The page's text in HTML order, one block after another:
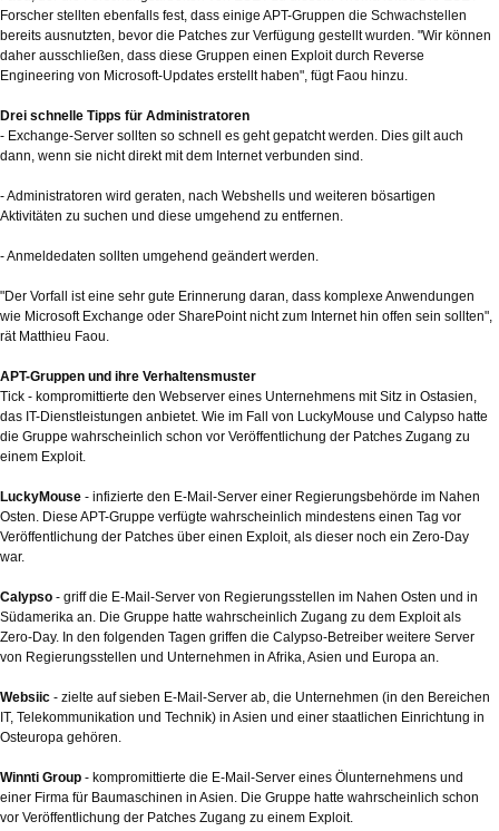
Forscher stellten ebenfalls fest, dass einige APT-Gruppen die Schwachstellen
bereits ausnutzten, bevor die Patches zur Verfügung gestellt wurden. "Wir können
daher ausschließen, dass diese Gruppen einen Exploit durch Reverse
Engineering von Microsoft-Updates erstellt haben", fügt Faou hinzu.
Drei schnelle Tipps für Administratoren
- Exchange-Server sollten so schnell es geht gepatcht werden. Dies gilt auch
dann, wenn sie nicht direkt mit dem Internet verbunden sind.
- Administratoren wird geraten, nach Webshells und weiteren bösartigen
Aktivitäten zu suchen und diese umgehend zu entfernen.
- Anmeldedaten sollten umgehend geändert werden.
"Der Vorfall ist eine sehr gute Erinnerung daran, dass komplexe Anwendungen
wie Microsoft Exchange oder SharePoint nicht zum Internet hin offen sein sollten",
rät Matthieu Faou.
APT-Gruppen und ihre Verhaltensmuster
Tick - kompromittierte den Webserver eines Unternehmens mit Sitz in Ostasien,
das IT-Dienstleistungen anbietet. Wie im Fall von LuckyMouse und Calypso hatte
die Gruppe wahrscheinlich schon vor Veröffentlichung der Patches Zugang zu
einem Exploit.
LuckyMouse - infizierte den E-Mail-Server einer Regierungsbehörde im Nahen
Osten. Diese APT-Gruppe verfügte wahrscheinlich mindestens einen Tag vor
Veröffentlichung der Patches über einen Exploit, als dieser noch ein Zero-Day
war.
Calypso - griff die E-Mail-Server von Regierungsstellen im Nahen Osten und in
Südamerika an. Die Gruppe hatte wahrscheinlich Zugang zu dem Exploit als
Zero-Day. In den folgenden Tagen griffen die Calypso-Betreiber weitere Server
von Regierungsstellen und Unternehmen in Afrika, Asien und Europa an.
Websiic - zielte auf sieben E-Mail-Server ab, die Unternehmen (in den Bereichen
IT, Telekommunikation und Technik) in Asien und einer staatlichen Einrichtung in
Osteuropa gehören.
Winnti Group - kompromittierte die E-Mail-Server eines Ölunternehmens und
einer Firma für Baumaschinen in Asien. Die Gruppe hatte wahrscheinlich schon
vor Veröffentlichung der Patches Zugang zu einem Exploit.